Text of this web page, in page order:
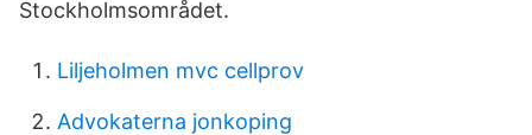
Stockholmsområdet.
Liljeholmen mvc cellprov
Advokaterna jonkoping